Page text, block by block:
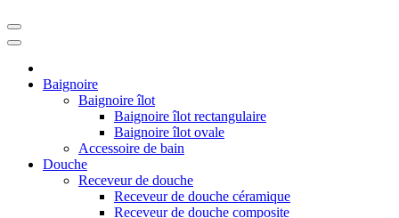
Baignoire
Baignoire îlot
Baignoire îlot rectangulaire
Baignoire îlot ovale
Accessoire de bain
Douche
Receveur de douche
Receveur de douche céramique
Receveur de douche composite